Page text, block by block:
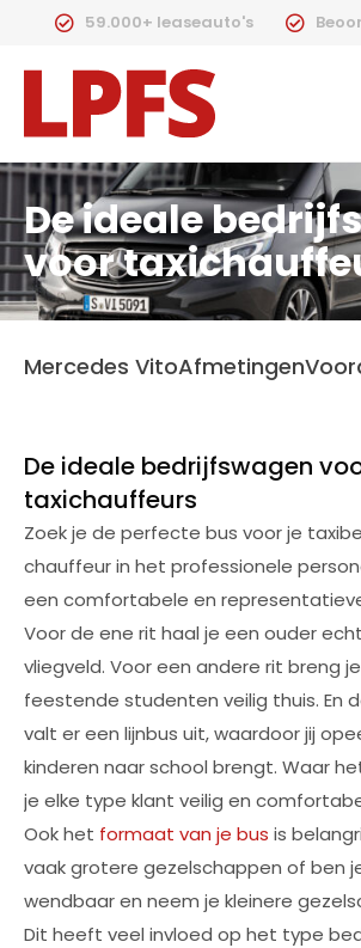
59.000+ leaseauto's
De ideale
voor
Mercedes VitoAfmetingen
De ideale bedrijfswagen
taxichauffeurs
Zoek je de perfecte bus voor je
chauffeur in het professionele
een comfortabele en
Voor de ene rit haal je een ouder
vliegveld. Voor een andere rit breng
feestende studenten veilig thuis. En
valt er een lijnbus uit, waardoor jij
kinderen naar school brengt. Waar
je elke type klant veilig en
Ook het formaat van je bus is
vaak grotere gezelschappen of ben
wendbaar en neem je kleinere
Dit heeft veel invloed op het type